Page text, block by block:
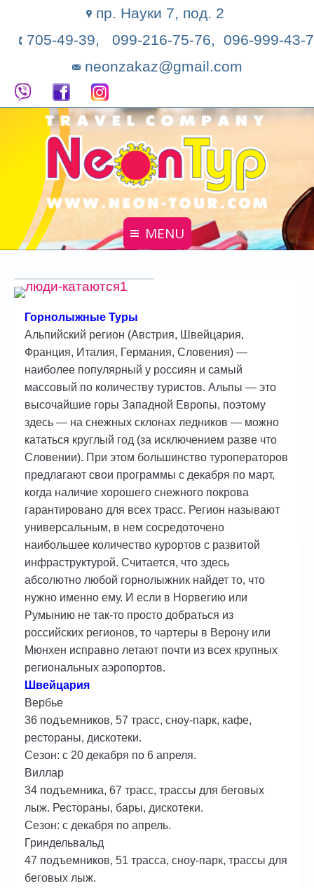
пр. Науки 7, под. 2
705-49-39, 099-216-75-76, 096-999-43-
neonzakaz@gmail.com
MENU
Автобусные туры
ГОРЯЩИЕ ТУРЫ
туры дня
Отели
Контакты
Горнолыжные Туры
Альпийский регион (Австрия, Швейцария,
Франция, Италия, Германия, Словения) —
наиболее популярный у россиян и самый
массовый по количеству туристов. Альпы — это
высочайшие горы Западной Европы, поэтому
здесь — на снежных склонах ледников — можно
кататься круглый год (за исключением разве что
Словении). При этом большинство туроператоров
предлагают свои программы с декабря по март,
когда наличие хорошего снежного покрова
гарантировано для всех трасс. Регион называют
универсальным, в нем сосредоточено
наибольшее количество курортов c развитой
инфраструктурой. Считается, что здесь
абсолютно любой горнолыжник найдет то, что
нужно именно ему. И если в Норвегию или
Румынию не так-то просто добраться из
российских регионов, то чартеры в Верону или
Мюнхен исправно летают почти из всех крупных
региональных аэропортов.
Швейцария
Вербье
36 подъемников, 57 трасс, сноу-парк, кафе,
рестораны, дискотеки.
Сезон: с 20 декабря по 6 апреля.
Виллар
34 подъемника, 67 трасс, трассы для беговых
лыж. Рестораны, бары, дискотеки.
Сезон: с декабря по апрель.
Гриндельвальд
47 подъемников, 51 трасса, сноу-парк, трассы для
беговых лыж.